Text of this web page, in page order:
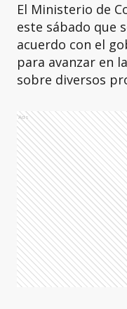
El Ministerio de
este sábado que
acuerdo con el
para avanzar en
sobre diversos
Ads